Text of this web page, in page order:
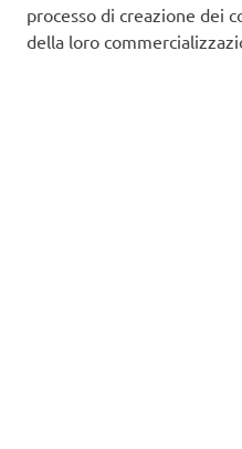
processo di creazione dei
della loro